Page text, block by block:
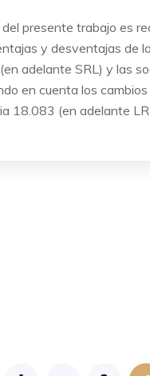
presente trabajo es
y desventajas de
adelante SRL) y las
en cuenta los
18.083 (en adelante